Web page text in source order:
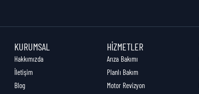
KURUMSAL
Hakkımızda
İletişim
Blog
HIZMETLER
Arıza Bakımı
Planlı Bakım
Motor Revizyon